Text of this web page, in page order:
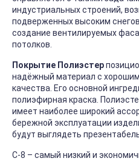
индустриальных строений,
подверженных высоким
создание вентилируемых
потолков.
Покрытие Полиэстер
надёжный материал с
качества. Его основной
полиэфирная краска.
имеет наиболее широкий
бережной эксплуатации
будут выглядеть
С-8 – самый низкий и